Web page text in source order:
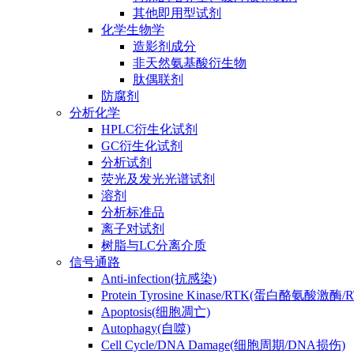
其他即用型试剂
化学生物学
造影剂成分
非天然氨基酸衍生物
肽偶联剂
防腐剂
分析化学
HPLC衍生化试剂
GC衍生化试剂
分析试剂
荧光及发光光谱试剂
溶剂
分析标准品
离子对试剂
树脂与LC分离介质
信号通路
Anti-infection(抗感染)
Protein Tyrosine Kinase/RTK(蛋白酪氨酸激酶/
Apoptosis(细胞凋亡)
Autophagy(自噬)
Cell Cycle/DNA Damage(细胞周期/DNA损伤)